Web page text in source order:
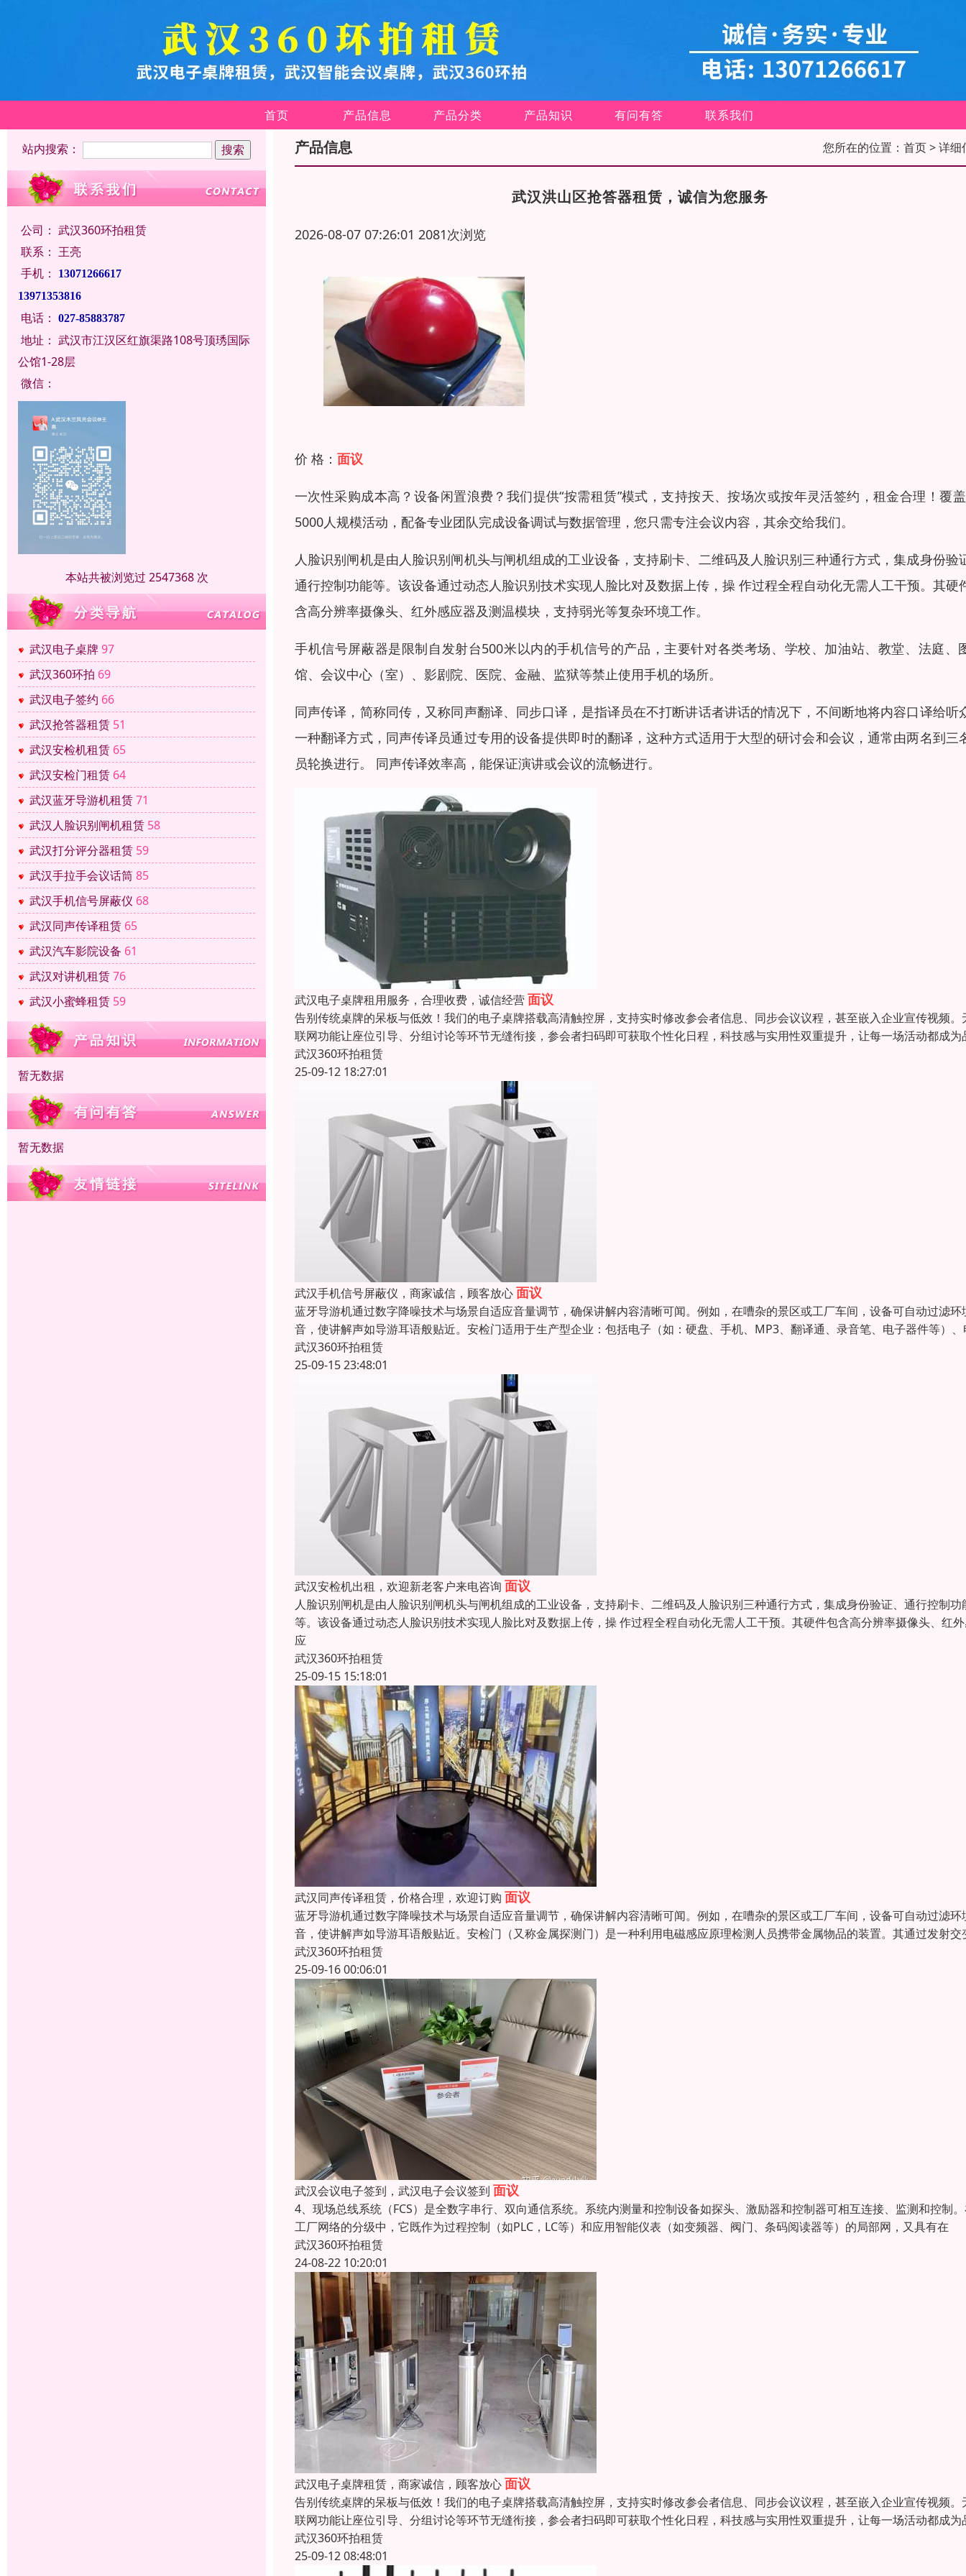
首页 产品信息 产品分类 产品知识 有问有答 联系我们
站内搜索：
公司： 武汉360环拍租赁
联系： 王亮
手机：
13071266617
13971353816
电话： 027-85883787
地址： 武汉市江汉区红旗渠路108号顶琇国际
公馆1-28层
微信：
本站共被浏览过 2547368 次
武汉电子桌牌97
武汉360环拍 69
武汉电子签约 66
武汉抢答器租赁 51
武汉安检机租赁 65
武汉安检门租赁 64
武汉蓝牙导游机租赁71
武汉人脸识别闸机租赁 58
武汉打分评分器租赁 59
武汉手拉手会议话筒85
武汉手机信号屏蔽仪 68
武汉同声传译租赁 65
武汉汽车影院设备 61
武汉对讲机租赁76
武汉小蜜蜂租赁 59
暂无数据
暂无数据
产品信息 您所在的位置： 首页> 详细
武汉洪山区抢答器租赁，诚信为您服务
2026-08-07 07:26:01 2081次浏览
价 格： 面议
一次性采购成本高？设备闲置浪费？我们提供“按需租赁”模式，支持按天、按场次或按年灵活签约，租金合理！覆
5000人规模活动，配备专业团队完成设备调试与数据管理，您只需专注会议内容，其余交给我们。
人脸识别闸机是由人脸识别闸机头与闸机组成的工业设备，支持刷卡、二维码及人脸识别三种通行方式，集成身份验
通行控制功能等。该设备通过动态人脸识别技术实现人脸比对及数据上传，操 作过程全程自动化无需人工干预。其硬
含高分辨率摄像头、红外感应器及测温模块，支持弱光等复杂环境工作。
手机信号屏蔽器是限制自发射台500米以内的手机信号的产品，主要针对各类考场、学校、加油站、教堂、法庭、
馆、会议中心（室）、影剧院、医院、金融、监狱等禁止使用手机的场所。
同声传译，简称同传，又称同声翻译、同步口译，是指译员在不打断讲话者讲话的情况下，不间断地将内容口译给听
一种翻译方式，同声传译员通过专用的设备提供即时的翻译，这种方式适用于大型的研讨会和会议，通常由两名到三
员轮换进行。 同声传译效率高，能保证演讲或会议的流畅进行。
武汉电子桌牌租用服务，合理收费，诚信经营面议
告别传统桌牌的呆板与低效！我们的电子桌牌搭载高清触控屏，支持实时修改参会者信息、同步会议议程，甚至嵌入企业宣传视频。
联网功能让座位引导、分组讨论等环节无缝衔接，参会者扫码即可获取个性化日程，科技感与实用性双重提升，让每一场活动都成为
武汉360环拍租赁
25-09-12 18:27:01
武汉手机信号屏蔽仪，商家诚信，顾客放心面议
蓝牙导游机通过数字降噪技术与场景自适应音量调节，确保讲解内容清晰可闻。例如，在嘈杂的景区或工厂车间，设备可自动过滤环
音，使讲解声如导游耳语般贴近。安检门适用于生产型企业：包括电子（如：硬盘、手机、MP3、翻译通、录音笔、电子器件等）、
武汉360环拍租赁
25-09-15 23:48:01
武汉安检机出租，欢迎新老客户来电咨询 面议
人脸识别闸机是由人脸识别闸机头与闸机组成的工业设备，支持刷卡、二维码及人脸识别三种通行方式，集成身份验证、通行控制功
等。该设备通过动态人脸识别技术实现人脸比对及数据上传，操 作过程全程自动化无需人工干预。其硬件包含高分辨率摄像头、红
应
武汉360环拍租赁
25-09-15 15:18:01
武汉同声传译租赁，价格合理，欢迎订购 面议
蓝牙导游机通过数字降噪技术与场景自适应音量调节，确保讲解内容清晰可闻。例如，在嘈杂的景区或工厂车间，设备可自动过滤环
音，使讲解声如导游耳语般贴近。安检门（又称金属探测门）是一种利用电磁感应原理检测人员携带金属物品的装置。其通过发射交
武汉360环拍租赁
25-09-16 00:06:01
武汉会议电子签到，武汉电子会议签到 面议
4、现场总线系统（FCS）是全数字串行、双向通信系统。系统内测量和控制设备如探头、激励器和控制器可相互连接、监测和控制
工厂网络的分级中，它既作为过程控制（如PLC，LC等）和应用智能仪表（如变频器、阀门、条码阅读器等）的局部网，又具有在
武汉360环拍租赁
24-08-22 10:20:01
武汉电子桌牌租赁，商家诚信，顾客放心面议
告别传统桌牌的呆板与低效！我们的电子桌牌搭载高清触控屏，支持实时修改参会者信息、同步会议议程，甚至嵌入企业宣传视频。
联网功能让座位引导、分组讨论等环节无缝衔接，参会者扫码即可获取个性化日程，科技感与实用性双重提升，让每一场活动都成为
武汉360环拍租赁
25-09-12 08:48:01